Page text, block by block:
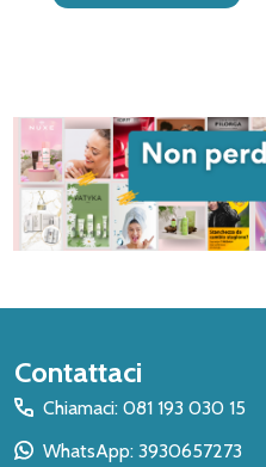
Inizio
del
piè
Contattaci
Chiamaci: 081 193 030 15
WhatsApp: 3930657273